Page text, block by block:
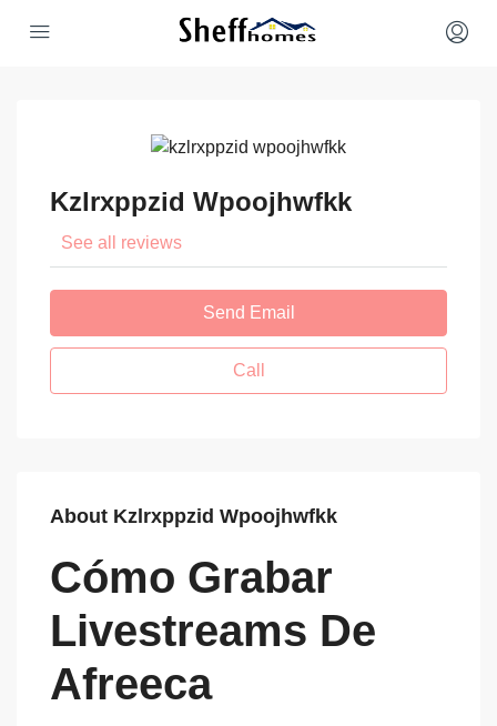
Kzlrxppzid Wpoojhwfkk
See all reviews
Send Email
Call
About Kzlrxppzid Wpoojhwfkk
Cómo Grabar
Livestreams De
Afreeca